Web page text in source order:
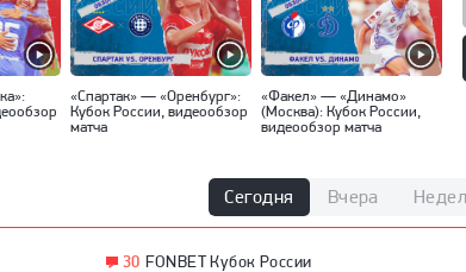
«Спартак» — «Оренбург»:
Кубок России, видеообзор
матча
«Факел» — «Динамо»
(Москва): Кубок России,
видеообзор матча
Сегодня Вчера
30 FONBET Кубок России